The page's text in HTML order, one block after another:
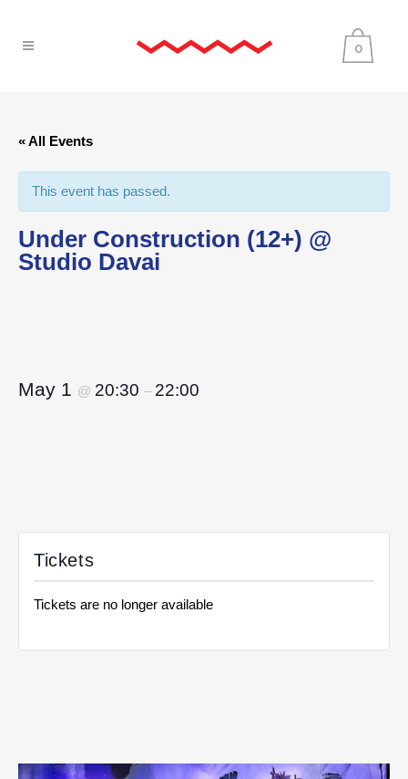
0
« All Events
This event has passed.
Under Construction (12+) @
Studio Davai
May 1 @ 20:30 – 22:00
Tickets
Tickets are no longer available